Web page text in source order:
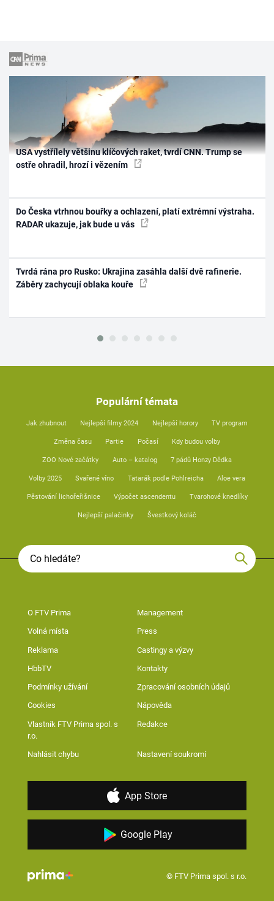
USA vystřílely většinu klíčových raket, tvrdí CNN. Trump se
ostře ohradil, hrozí i vězením
Do Česka vtrhnou bouřky a ochlazení, platí extrémní výstraha.
RADAR ukazuje, jak bude u vás
Tvrdá rána pro Rusko: Ukrajina zasáhla další dvě rafinerie.
Záběry zachycují oblaka kouře
Populární témata
Jak zhubnout Nejlepší filmy 2024 Nejlepší horory TV program
Změna času Partie Počasí Kdy budou volby
ZOO Nové začátky Auto – katalog 7 pádů Honzy Dědka
Volby 2025 Svařené víno Tatarák podle Pohlreicha Aloe vera
Pěstování lichořeřišnice Výpočet ascendentu Tvarohové knedlíky
Nejlepší palačinky Švestkový koláč
O FTV Prima Management
Volná místa Press
Reklama Castingy a výzvy
HbbTV Kontakty
Podmínky užívání Zpracování osobních údajů
Cookies Nápověda
Vlastník FTV Prima spol. s
r.o.
Redakce
Nahlásit chybu Nastavení soukromí
App Store
Google Play
© FTV Prima spol. s r.o.